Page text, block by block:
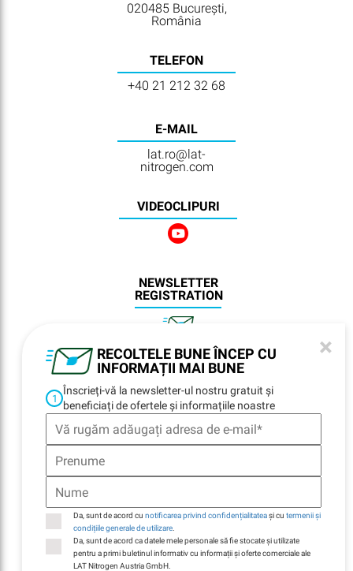
RECOLTELE BUNE ÎNCEP CU
INFORMAȚII MAI BUNE
×
1
Înscrieți-vă la newsletter-ul nostru gratuit și
beneficiați de ofertele și informațiile noastre
Da, sunt de acord cu notificarea privind confidențialitateași cu termenii și
condițiile generale de utilizare
Da, sunt de acord ca datele mele personale să fie stocate și utilizate
pentru a primi buletinul informativ cu informații și oferte comerciale ale
LAT Nitrogen Austria GmbH.
020485 București,
România
TELEFON
+40 21 212 32 68
E-MAIL
lat.ro@lat-
nitrogen.com
VIDEOCLIPURI
NEWSLETTER
REGISTRATION
NAVIGARE
Home
Locații
Contacte
E-Billing
Companie